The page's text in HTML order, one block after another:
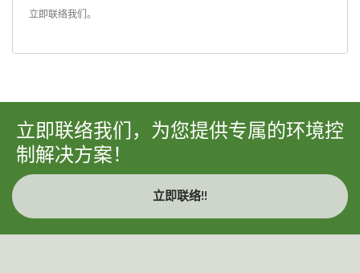
立即联络我们 。
立即联络我们，为您提供专属的环境控
制解决方案！
立即联络!!